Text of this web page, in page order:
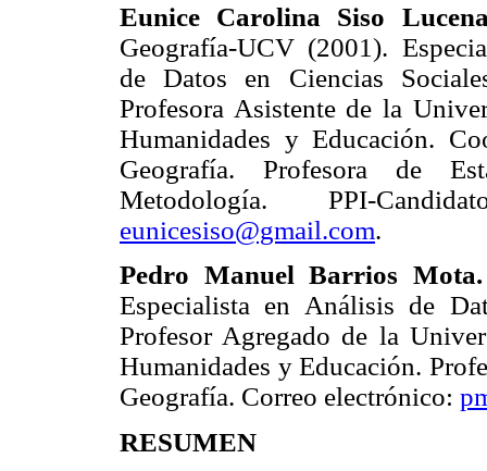
Eunice Carolina Siso
Geografía-UCV (2001).
de Datos en Ciencias
Profesora Asistente de la
Humanidades y Educación.
Geografía. Profesora de
Metodología. PPI-
eunicesiso@gmail.com.
Pedro Manuel Barrios Mota.
Especialista en Análisis de
Profesor Agregado de la
Humanidades y Educación.
Geografía. Correo electrónico:
RESUMEN